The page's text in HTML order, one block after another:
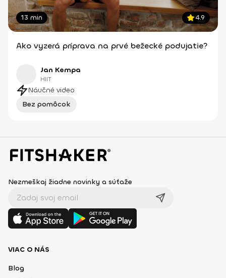
13 min 4.9
Ako vyzerá príprava na prvé bežecké podujatie?
Jan Kempa
HIIT
Náučné video
Bez pomôcok
Nezmeškaj žiadne novinky a súťaže
VIAC O NÁS
Blog